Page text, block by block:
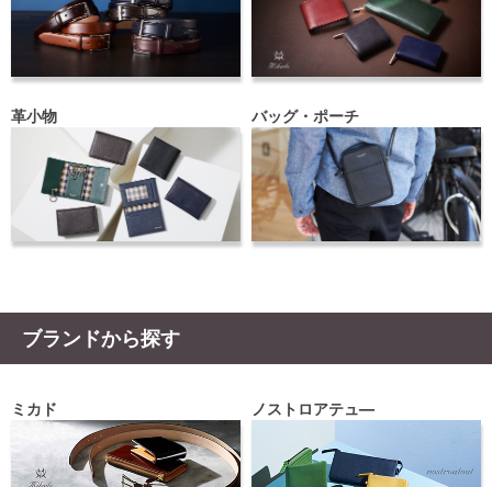
革小物 バッグ・ポーチ
ブランドから探す
ミカド ノストロアテュ―